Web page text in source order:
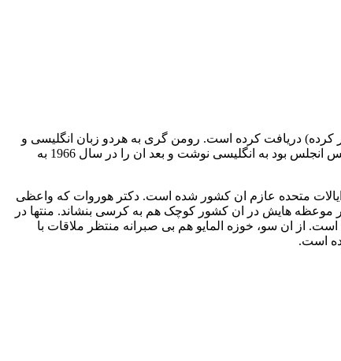
کرده) دریافت کرده است. رومن گری به هردو زبان انگلیسی و
فرانسوی می نوشت و خود مترجم بسیاری از اثار خودش است. او رمان «استعداد یاب» را در سال 1961 زمانی که رایزن فرهنگی فرانسه در لس انجلس بود به انگلیسی نوشت و بعد ان را در سال 1966 به
ایالات متحده عازم ان کشور شده است. دکتر هوروات که واعظی
موعظه هایش در ان کشور کوچک هم به کرسی بنشاند. منتها در
از ان سو، خوزه المایو هم بی صبرانه منتظر ملاقات با
است.